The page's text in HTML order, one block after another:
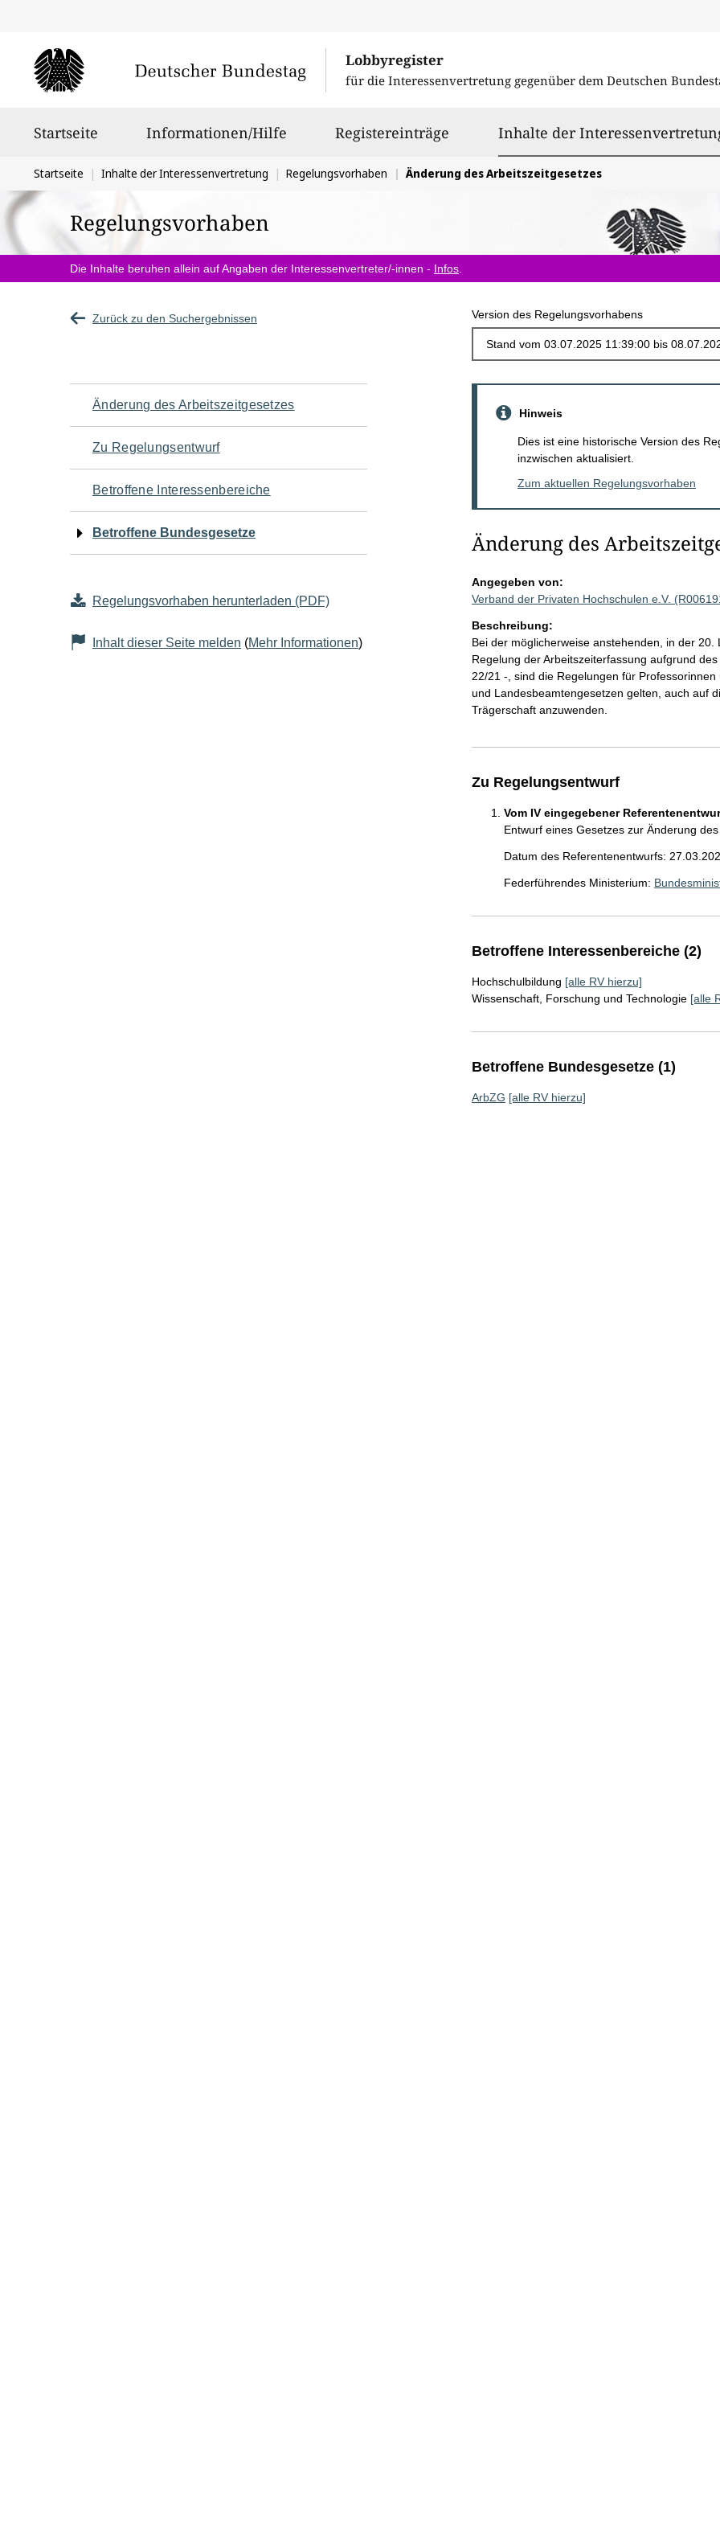
Lobbyregister
für die Interessenvertretung gegenüber dem Deutschen
Startseite Informationen/Hilfe Registereinträge Inhalte der
Sie
befinden
sich
hier:
Startseite Inhalte der Interessenvertretung Regelungsvorhaben Änderung des Arbeitszeitgesetzes
Regelungsvorhaben
Die Inhalte beruhen allein auf Angaben der Interessenvertreter/-innen - Infos
Zurück zu den Suchergebnissen Version des Regelungsvorhabens
Navigation
für
den
Seiteninhalt
Änderung des Arbeitszeitgesetzes
Zu Regelungsentwurf
Betroffene Interessenbereiche
Betroffene Bundesgesetze
Regelungsvorhaben herunterladen (PDF)
Inhalt dieser Seite melden (Mehr Informationen)
Hinweis
Dies ist eine historische Version des
inzwischen aktualisiert.
Zum aktuellen Regelungsvorhaben
Änderung des
Angegeben von:
Verband der Privaten Hochschulen e.V.
Beschreibung:
Bei der möglicherweise anstehenden, in der
Regelung der Arbeitszeiterfassung aufgrund
22/21 -, sind die Regelungen für
und Landesbeamtengesetzen gelten, auch auf
Trägerschaft anzuwenden.
Zu Regelungsentwurf
Vom IV eingegebener
Entwurf eines Gesetzes zur Änderung
Datum des Referentenentwurfs:
Federführendes Ministerium:
Betroffene Interessenbereiche (2)
Hochschulbildung [alle RV hierzu]
Wissenschaft, Forschung und Technologie [alle
Betroffene Bundesgesetze (1)
ArbZG [alle RV hierzu]